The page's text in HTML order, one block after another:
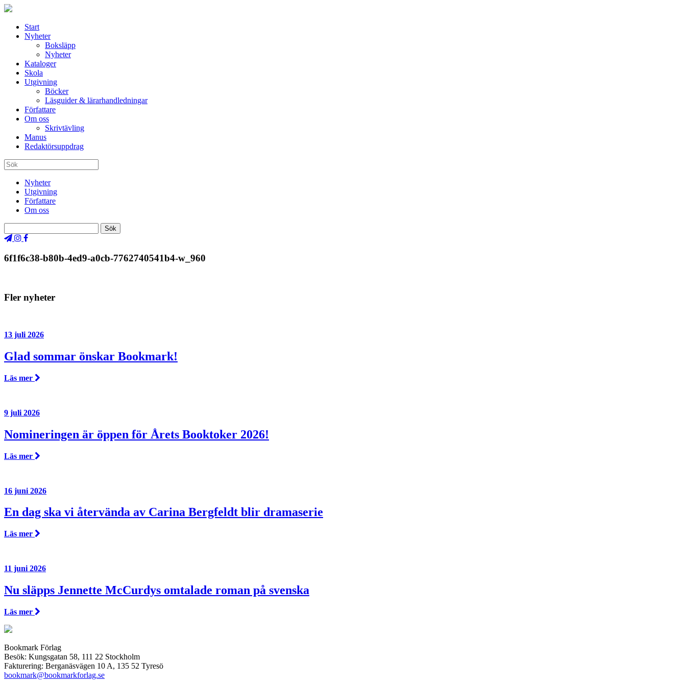
Start
Nyheter
Boksläpp
Nyheter
Kataloger
Skola
Utgivning
Böcker
Läsguider & lärarhandledningar
Författare
Om oss
Skrivtävling
Manus
Redaktörsuppdrag
Nyheter
Utgivning
Författare
Om oss
6f1f6c38-b80b-4ed9-a0cb-7762740541b4-w_960
Fler nyheter
13 juli 2026
Glad sommar önskar Bookmark!
Läs mer
9 juli 2026
Nomineringen är öppen för Årets Booktoker 2026!
Läs mer
16 juni 2026
En dag ska vi återvända av Carina Bergfeldt blir dramaserie
Läs mer
11 juni 2026
Nu släpps Jennette McCurdys omtalade roman på svenska
Läs mer
Bookmark Förlag
Besök: Kungsgatan 58, 111 22 Stockholm
Fakturering: Berganäsvägen 10 A, 135 52 Tyresö
bookmark@bookmarkforlag.se